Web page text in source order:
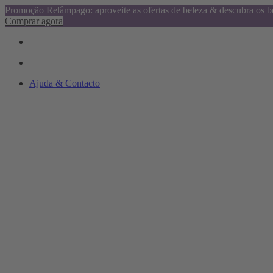
Promoção Relâmpago: aproveite as ofertas de beleza & descubra os
Comprar agora
Ajuda & Contacto